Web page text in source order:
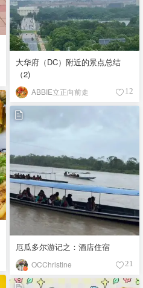
大华府（DC）附近的景点总结
（2)
ABBIE立正向前走 12
厄瓜多尔游记之：酒店住宿
OCChristine 21